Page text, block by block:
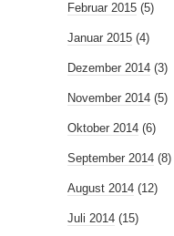
Februar 2015 (5)
Januar 2015 (4)
Dezember 2014 (3)
November 2014 (5)
Oktober 2014 (6)
September 2014 (8)
August 2014 (12)
Juli 2014 (15)